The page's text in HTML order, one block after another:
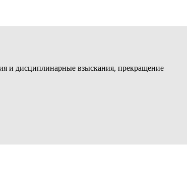
и дисциплинарные взыскания, прекращение